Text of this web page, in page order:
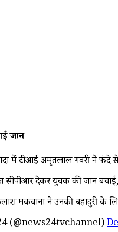
जान
में टीआई अमृतलाल गवरी ने फंदे
सीपीआर देकर युवक की जान
मकवाना ने उनकी बहादुरी के
(@news24tvchannel)